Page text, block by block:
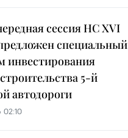
сессия НС XVI
специальный
инвестирования
5-й
автодороги